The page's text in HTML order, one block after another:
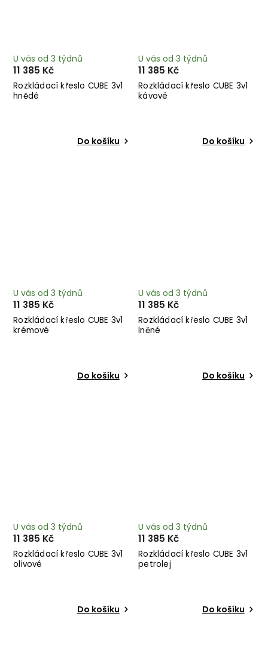
Rozkládací křeslo CUBE 3v1
hnědé
U vás od 3 týdnů
11 385 Kč
Do košíku
Rozkládací křeslo CUBE 3v1
kávové
U vás od 3 týdnů
11 385 Kč
Do košíku
Rozkládací křeslo CUBE 3v1
krémové
U vás od 3 týdnů
11 385 Kč
Do košíku
Rozkládací křeslo CUBE 3v1
lněné
U vás od 3 týdnů
11 385 Kč
Do košíku
Rozkládací křeslo CUBE 3v1
olivové
U vás od 3 týdnů
11 385 Kč
Do košíku
Rozkládací křeslo CUBE 3v1
petrolej
U vás od 3 týdnů
11 385 Kč
Do košíku